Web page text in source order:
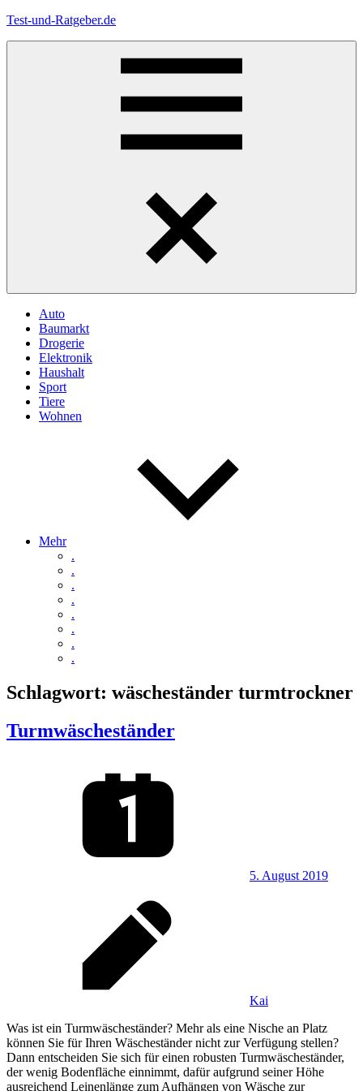
Zum
Test-und-Ratgeber.de
Auto
Baumarkt
Drogerie
Elektronik
Haushalt
Sport
Tiere
Wohnen
Mehr
.
.
.
.
.
.
.
.
Schlagwort: wäscheständer turmtrockner
Turmwäscheständer
5. August 2019
Kai
Was ist ein Turmwäscheständer? Mehr als eine Nische an Platz
können Sie für Ihren Wäscheständer nicht zur Verfügung stellen?
Dann entscheiden Sie sich für einen robusten Turmwäscheständer,
der wenig Bodenfläche einnimmt, dafür aufgrund seiner Höhe
ausreichend Leinenlänge zum Aufhängen von Wäsche zur